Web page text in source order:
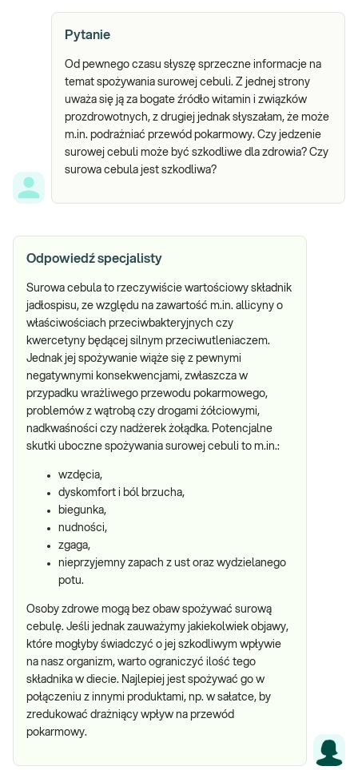
Pytanie
Od pewnego czasu słyszę sprzeczne informacje na
temat spożywania surowej cebuli. Z jednej strony
uważa się ją za bogate źródło witamin i związków
prozdrowotnych, z drugiej jednak słyszałam, że może
m.in. podrażniać przewód pokarmowy. Czy jedzenie
surowej cebuli może być szkodliwe dla zdrowia? Czy
surowa cebula jest szkodliwa?
Odpowiedź specjalisty
Surowa cebula to rzeczywiście wartościowy składnik
jadłospisu, ze względu na zawartość m.in. allicyny o
właściwościach przeciwbakteryjnych czy
kwercetyny będącej silnym przeciwutleniaczem.
Jednak jej spożywanie wiąże się z pewnymi
negatywnymi konsekwencjami, zwłaszcza w
przypadku wrażliwego przewodu pokarmowego,
problemów z wątrobą czy drogami żółciowymi,
nadkwaśności czy nadżerek żołądka. Potencjalne
skutki uboczne spożywania surowej cebuli to m.in.:
wzdęcia,
dyskomfort i ból brzucha,
biegunka,
nudności,
zgaga,
nieprzyjemny zapach z ust oraz wydzielanego
potu.
Osoby zdrowe mogą bez obaw spożywać surową
cebulę. Jeśli jednak zauważymy jakiekolwiek objawy,
które mogłyby świadczyć o jej szkodliwym wpływie
na nasz organizm, warto ograniczyć ilość tego
składnika w diecie. Najlepiej jest spożywać go w
połączeniu z innymi produktami, np. w sałatce, by
zredukować drażniący wpływ na przewód
pokarmowy.